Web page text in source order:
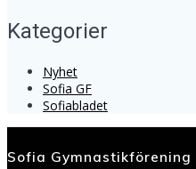
Kategorier
Nyhet
Sofia GF
Sofiabladet
Sofia Gymnastikförening